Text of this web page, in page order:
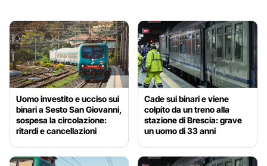
Uomo investito e ucciso sui
binari a Sesto San Giovanni,
sospesa la circolazione:
ritardi e cancellazioni
Cade sui binari e viene
colpito da un treno alla
stazione di Brescia: grave
un uomo di 33 anni